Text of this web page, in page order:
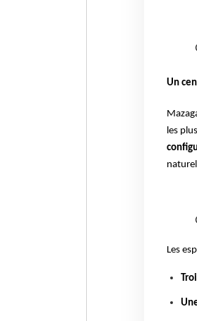
Un
les
Les